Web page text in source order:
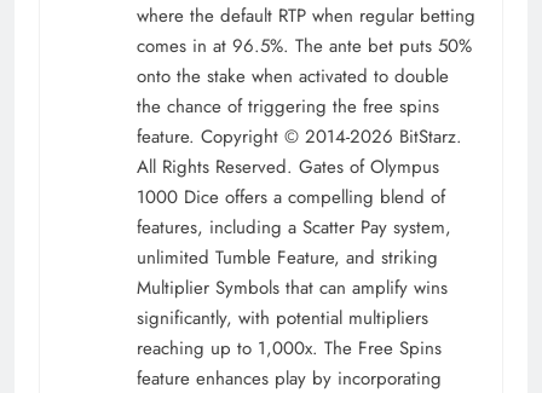
where the default RTP when regular betting
comes in at 96.5%. The ante bet puts 50%
onto the stake when activated to double
the chance of triggering the free spins
feature. Copyright © 2014-2026 BitStarz.
All Rights Reserved. Gates of Olympus
1000 Dice offers a compelling blend of
features, including a Scatter Pay system,
unlimited Tumble Feature, and striking
Multiplier Symbols that can amplify wins
significantly, with potential multipliers
reaching up to 1,000x. The Free Spins
feature enhances play by incorporating